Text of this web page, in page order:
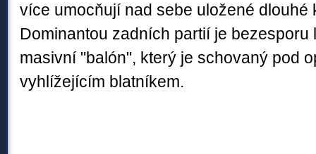
více umocňují nad sebe uložené dlouhé
Dominantou zadních partií je
masivní "balón", který je schovaný pod
vyhlížejícím blatníkem.